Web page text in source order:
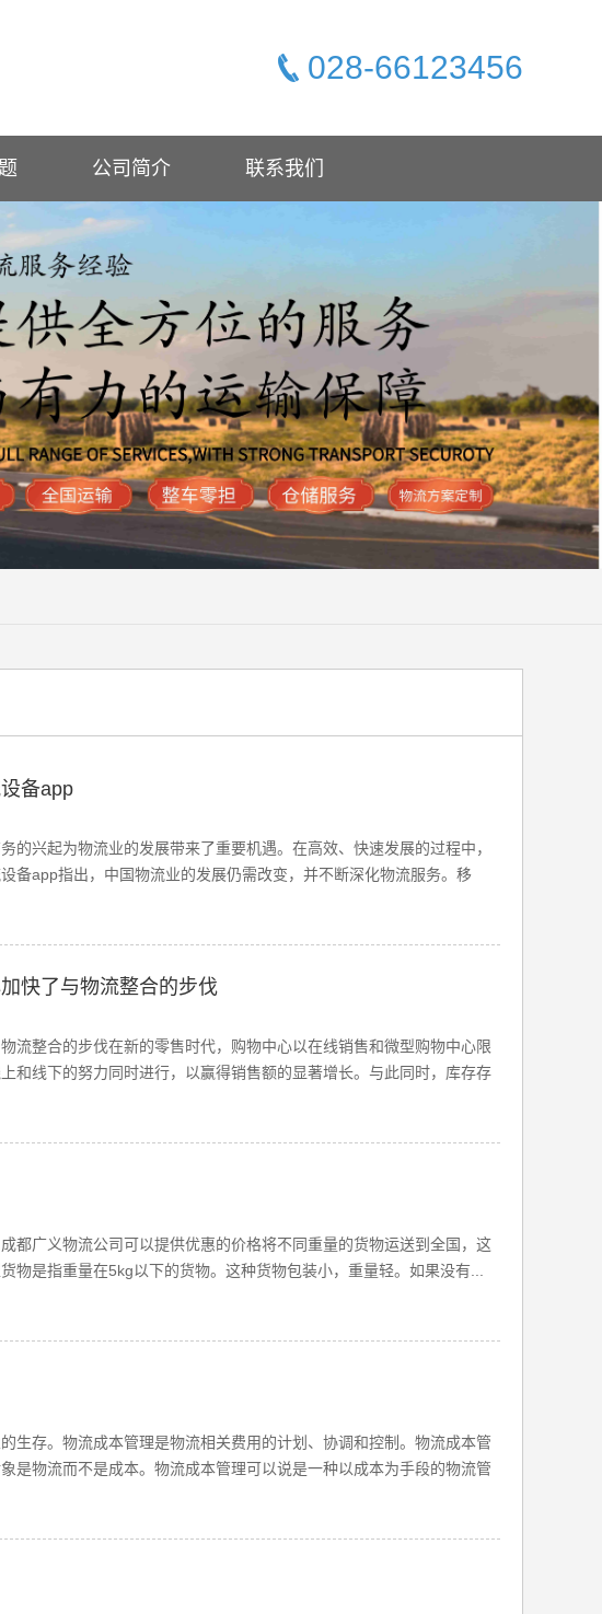
028-66123456
公司简介 联系我们
备app
的兴起为物流业的发展带来了重要机遇。在高效、快速发展的过程中，
备app指出，中国物流业的发展仍需改变，并不断深化物流服务。移
快了与物流整合的步伐
流整合的步伐在新的零售时代，购物中心以在线销售和微型购物中心限
和线下的努力同时进行，以赢得销售额的显著增长。与此同时，库存存
都广义物流公司可以提供优惠的价格将不同重量的货物运送到全国，这
物是指重量在5kg以下的货物。这种货物包装小，重量轻。如果没有...
生存。物流成本管理是物流相关费用的计划、协调和控制。物流成本管
是物流而不是成本。物流成本管理可以说是一种以成本为手段的物流管